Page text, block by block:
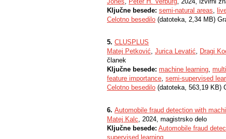
Ključne besede: semi-natural areas,
Celotno besedilo (datoteka, 2,34 MB)
5. CLUSPLUS
Matej Petković, Jurica Levatić, Dragi
članek
Ključne besede: machine learning,
feature importance, semi-supervised
Celotno besedilo (datoteka, 563,19 KB)
6. Automobile fraud detection with
Matej Kalc, 2024, magistrsko delo
Ključne besede: Automobile fraud
supervised learning